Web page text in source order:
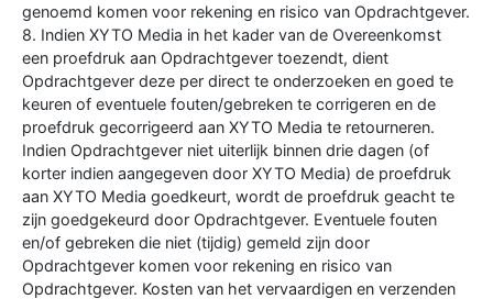
genoemd komen voor rekening en risico van Opdrachtgever.
8. Indien XYTO Media in het kader van de Overeenkomst
een proefdruk aan Opdrachtgever toezendt, dient
Opdrachtgever deze per direct te onderzoeken en goed te
keuren of eventuele fouten/gebreken te corrigeren en de
proefdruk gecorrigeerd aan XYTO Media te retourneren.
Indien Opdrachtgever niet uiterlijk binnen drie dagen (of
korter indien aangegeven door XYTO Media) de proefdruk
aan XYTO Media goedkeurt, wordt de proefdruk geacht te
zijn goedgekeurd door Opdrachtgever. Eventuele fouten
en/of gebreken die niet (tijdig) gemeld zijn door
Opdrachtgever komen voor rekening en risico van
Opdrachtgever. Kosten van het vervaardigen en verzenden